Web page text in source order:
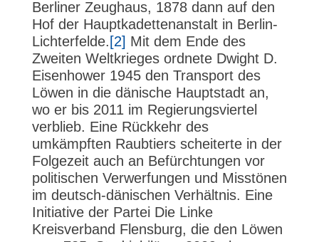
Berliner Zeughaus, 1878 dann auf den
Hof der Hauptkadettenanstalt in Berlin-
Lichterfelde. [2] Mit dem Ende des
Zweiten Weltkrieges ordnete Dwight D.
Eisenhower 1945 den Transport des
Löwen in die dänische Hauptstadt an,
wo er bis 2011 im Regierungsviertel
verblieb. Eine Rückkehr des
umkämpften Raubtiers scheiterte in der
Folgezeit auch an Befürchtungen vor
politischen Verwerfungen und Misstönen
im deutsch-dänischen Verhältnis. Eine
Initiative der Partei Die Linke
Kreisverband Flensburg, die den Löwen